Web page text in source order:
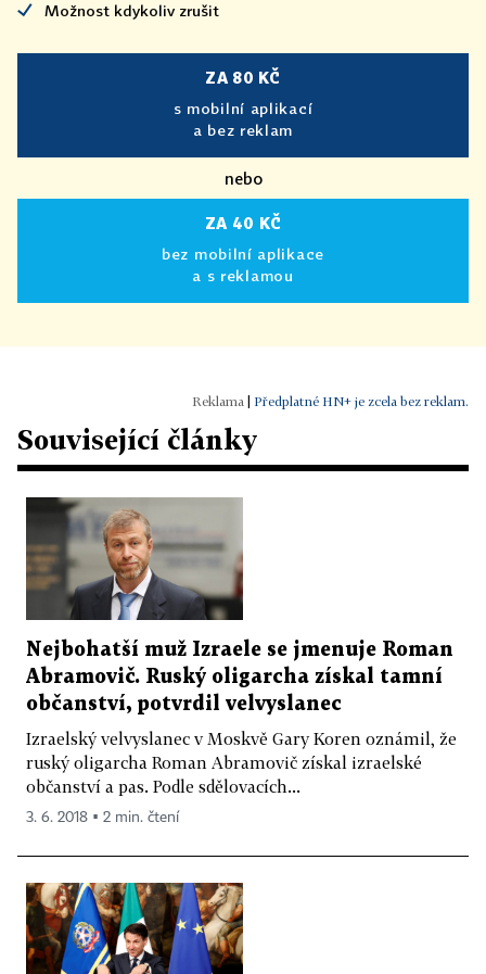
Možnost kdykoliv zrušit
ZA 80 KČ
s mobilní aplikací
a bez reklam
nebo
ZA 40 KČ
bez mobilní aplikace
a s reklamou
Předplatné HN+ je zcela bez reklam.
Související články
Nejbohatší muž Izraele se jmenuje Roman
Abramovič. Ruský oligarcha získal tamní
občanství, potvrdil velvyslanec
Izraelský velvyslanec v Moskvě Gary Koren oznámil, že
ruský oligarcha Roman Abramovič získal izraelské
občanství a pas. Podle sdělovacích...
3. 6. 2018 ▪ 2 min. čtení